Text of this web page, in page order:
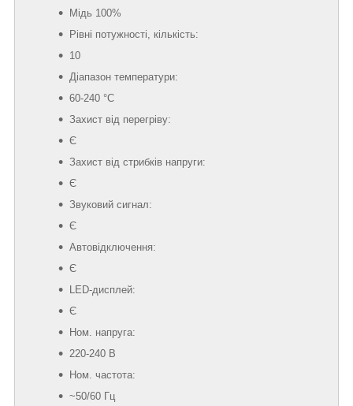
Мідь 100%
Рівні потужності, кількість:
10
Діапазон температури:
60-240 °C
Захист від перегріву:
Є
Захист від стрибків напруги:
Є
Звуковий сигнал:
Є
Автовідключення:
Є
LED-дисплей:
Є
Ном. напруга:
220-240 В
Ном. частота:
~50/60 Гц